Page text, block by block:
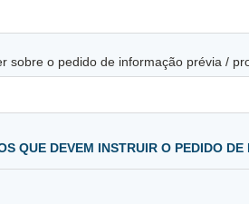
sobre o pedido de informação prévia /